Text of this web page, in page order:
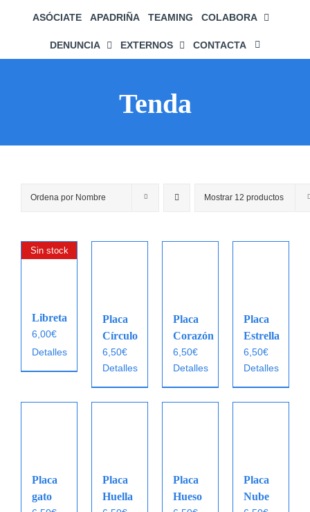
ASÓCIATE APADRIÑA TEAMING COLABORA
DENUNCIA EXTERNOS CONTACTA
Tenda
Ordena por Nombre Mostrar 12 productos
Sin stock
Libreta
6,00€
Detalles
Placa
Círculo
6,50€
Detalles
Placa
Corazón
6,50€
Detalles
Placa
Estrella
6,50€
Detalles
Placa
gato
Placa
Huella
Placa
Hueso
Placa
Nube